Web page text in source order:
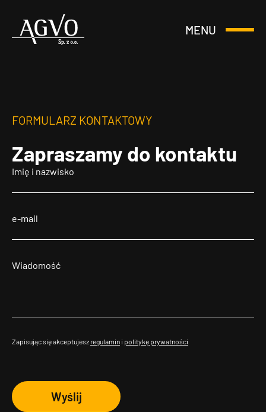
Header
MENU
Otwórz
FORMULARZ KONTAKTOWY
Zapraszamy do kontaktu
Zapisując się akceptujesz regulamin i politykę prywatności
Wyślij